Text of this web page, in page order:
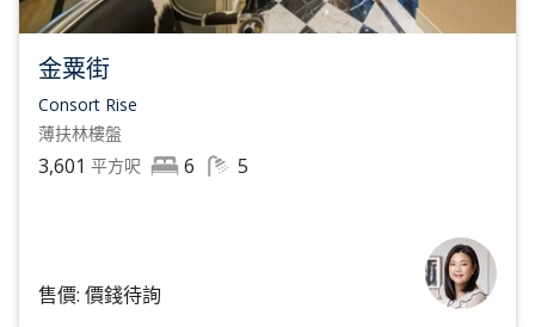
金粟街
Consort Rise
薄扶林樓盤
3,601 平方呎 6 5
售價: 價錢待詢